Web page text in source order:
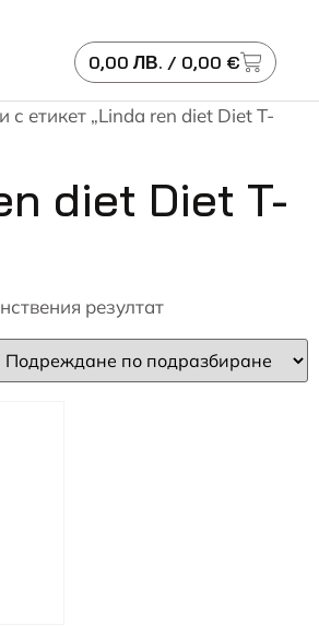
0,00 ЛВ. / 0,00 €
с етикет „Linda ren diet Diet T-
diet Diet T-
резултат